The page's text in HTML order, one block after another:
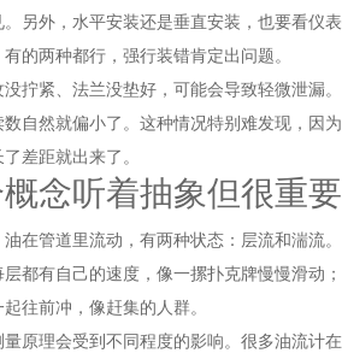
另外，水平安装还是垂直安装，也要看仪表
的两种都行，强行装错肯定出问题。
没拧紧、法兰没垫好，可能会导致轻微泄漏。
自然就偏小了。这种情况特别难发现，因为
差距就出来了。
念听着抽象但很重要
在管道里流动，有两种状态：层流和湍流。
都有自己的速度，像一摞扑克牌慢慢滑动；
往前冲，像赶集的人群。
原理会受到不同程度的影响。很多油流计在